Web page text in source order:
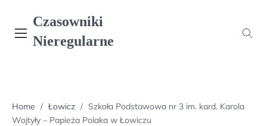
content
Czasowniki
Nieregularne
Home / Łowicz / Szkoła Podstawowa nr 3 im. kard. Karola
Wojtyły – Papieża Polaka w Łowiczu